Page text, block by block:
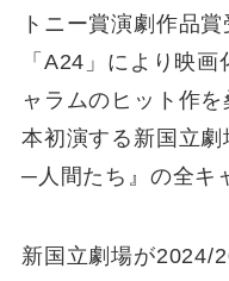
トニー賞演劇作品
「A24」により映
ャラムのヒット作
本初演する新国立
─人間たち』の全キ
新国立劇場が2024/